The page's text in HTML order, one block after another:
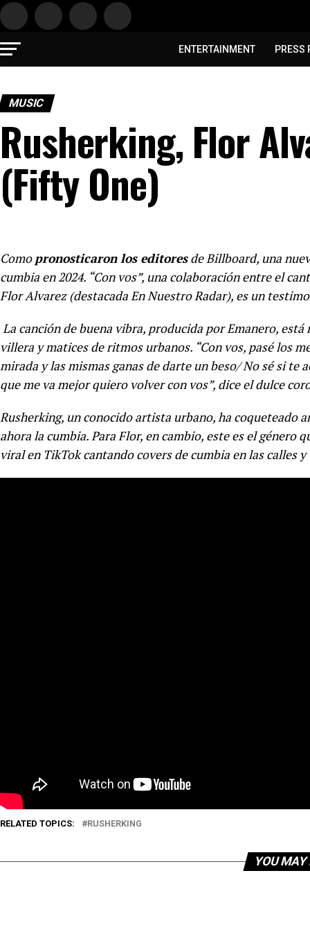
ENTERTAINMENT PRESS
MUSIC
Rusherking, Flor
(Fifty One)
Comopronosticaron los editoresde Billboard, una
cumbia en 2024. “Con vos”, una colaboración entre el
Flor Alvarez (destacada En Nuestro Radar), es un
La canción de buena vibra, producida por Emanero,
villera y matices de ritmos urbanos. “Con vos, pasé los
mirada y las mismas ganas de darte un beso/ No sé si te
que me va mejor quiero volver con vos”, dice el dulce
Rusherking, un conocido artista urbano, ha coqueteado
ahora la cumbia. Para Flor, en cambio, este es el
viral en TikTok cantando covers de cumbia en las calles
RELATED TOPICS: RUSHERKING
YOU